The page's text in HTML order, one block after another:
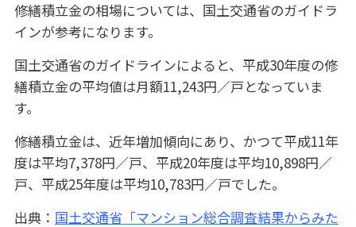
修繕積立金の相場については、国土交通省のガイドラ
インが参考になります。
国土交通省のガイドラインによると、平成30年度の修
繕積立金の平均値は月額11,243円／戸となっていま
す。
修繕積立金は、近年増加傾向にあり、かつて平成11年
度は平均7,378円／戸、平成20年度は平均10,898円／
戸、平成25年度は平均10,783円／戸でした。
出典： 国土交通省「マンション総合調査結果からみた